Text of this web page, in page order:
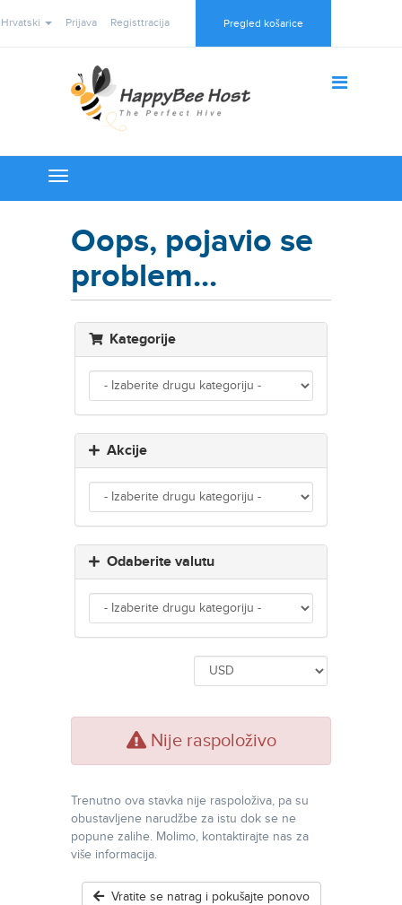
Hrvatski Prijava Registtracija Pregled košarice
Toggle
navigation
Oops, pojavio se
problem...
Kategorije
Akcije
Odaberite valutu
Nije raspoloživo
Trenutno ova stavka nije raspoloživa, pa su
obustavljene narudžbe za istu dok se ne
popune zalihe. Molimo, kontaktirajte nas za
više informacija.
Vratite se natrag i pokušajte ponovo